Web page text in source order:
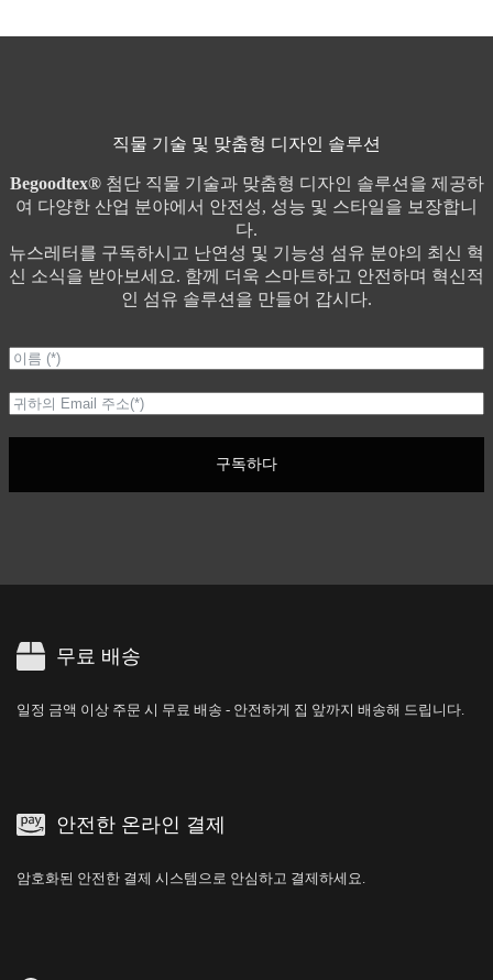
직물 기술 및 맞춤형 디자인 솔루션
Begoodtex®첨단 직물 기술과 맞춤형 디자인 솔루션을 제공하
여 다양한 산업 분야에서 안전성, 성능 및 스타일을 보장합니
다.
뉴스레터를 구독하시고 난연성 및 기능성 섬유 분야의 최신 혁
신 소식을 받아보세요. 함께 더욱 스마트하고 안전하며 혁신적
인 섬유 솔루션을 만들어 갑시다.
구독하다
무료 배송
일정 금액 이상 주문 시 무료 배송 - 안전하게 집 앞까지 배송해 드립니다.
안전한 온라인 결제
암호화된 안전한 결제 시스템으로 안심하고 결제하세요.